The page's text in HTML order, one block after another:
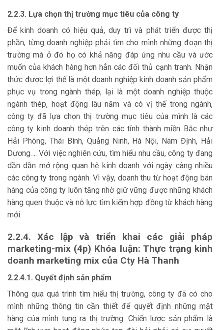
2.2.3. Lựa chọn thị trường mục tiêu của công ty
Để kinh doanh có hiệu quả, duy trì và phát triển được thị
phần, từng doanh nghiệp phải tìm cho mình những đoạn thị
trường mà ở đó họ có khả năng đáp ứng nhu cầu và ước
muốn của khách hàng hơn hẳn các đối thủ cạnh tranh. Nhận
thức được lợi thế là một doanh nghiệp kinh doanh sản phẩm
phục vụ trong ngành thép, lại là một doanh nghiệp thuộc
ngành thép, hoạt động lâu năm và có vị thế trong ngành,
công ty đã lựa chọn thị trường mục tiêu của mình là các
công ty kinh doanh thép trên các tỉnh thành miền Bắc như
Hải Phòng, Thái Bình, Quảng Ninh, Hà Nội, Nam Định, Hải
Dương…. Với việc nghiên cứu, tìm hiểu nhu cầu, công ty đang
dần dần mở rộng quan hệ kinh doanh với ngày càng nhiều
các công ty trong ngành. Vì vậy, doanh thu từ hoạt động bán
hàng của công ty luôn tăng nhờ giữ vững được những khách
hàng quen thuộc và nỗ lực tìm kiếm hợp đồng từ khách hàng
mới.
2.2.4. Xác lập và triển khai các giải pháp
marketing-mix (4p) Khóa luận: Thực trạng kinh
doanh marketing mix của Cty Hà Thanh
2.2.4.1. Quyết định sản phẩm
Thông qua quá trình tìm hiểu thị trường, công ty đã có cho
mình những thông tin cần thiết để quyết định những mặt
hàng của mình tung ra thị trường. Chiến lược sản phẩm là